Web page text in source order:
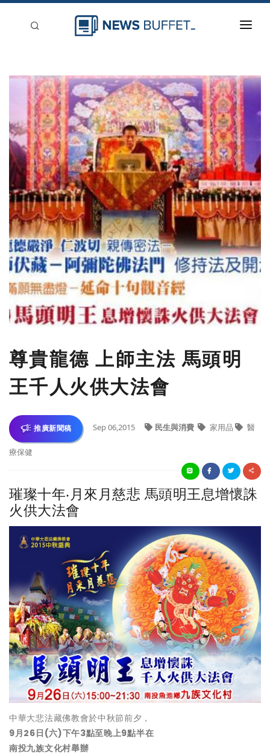
新聞稿分類
登入
刊登
尊貴龍德 上師主法 馬頭明
王千人火供大法會
推廣新聞稿 Sep 06,2015 民生與消費 家用品 醫
療保健
璀璨十年‧月來月慈悲 馬頭明王息增懷誅
火供大法會
中華大悲法藏佛教會於中秋節前夕，
9月26日(六)下午3點至晚上9點半在
南投九族文化村舉辦